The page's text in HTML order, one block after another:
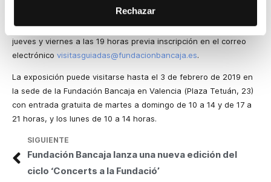
Rechazar
para escolares, para personas con discapacidad y talleres de
inclusión social. Las visitas guiadas gratuitas se realizarán los
jueves y viernes a las 19 horas previa inscripción en el correo
electrónico visitasguiadas@fundacionbancaja.es.
La exposición puede visitarse hasta el 3 de febrero de 2019 en
la sede de la Fundación Bancaja en Valencia (Plaza Tetuán, 23)
con entrada gratuita de martes a domingo de 10 a 14 y de 17 a
21 horas, y los lunes de 10 a 14 horas.
SIGUIENTE
Fundación Bancaja lanza una nueva edición del
ciclo ‘Concerts a la Fundació’